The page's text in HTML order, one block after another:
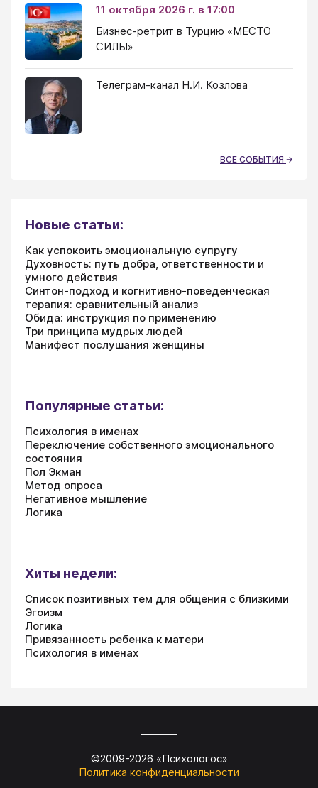
11 октября 2026 г. в 17:00
Бизнес-ретрит в Турцию «МЕСТО
СИЛЫ»
Телеграм-канал Н.И. Козлова
ВСЕ СОБЫТИЯ
Новые статьи:
Как успокоить эмоциональную супругу
Духовность: путь добра, ответственности и
умного действия
Синтон-подход и когнитивно-поведенческая
терапия: сравнительный анализ
Обида: инструкция по применению
Три принципа мудрых людей
Манифест послушания женщины
Популярные статьи:
Психология в именах
Переключение собственного эмоционального
состояния
Пол Экман
Метод опроса
Негативное мышление
Логика
Хиты недели:
Список позитивных тем для общения с близкими
Эгоизм
Логика
Привязанность ребенка к матери
Психология в именах
©2009-2026 «Психологос»
Политика конфиденциальности